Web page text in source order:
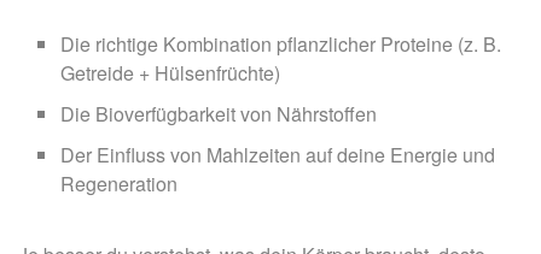
Die richtige Kombination pflanzlicher Proteine (z. B.
Getreide + Hülsenfrüchte)
Die Bioverfügbarkeit von Nährstoffen
Der Einfluss von Mahlzeiten auf deine Energie und
Regeneration